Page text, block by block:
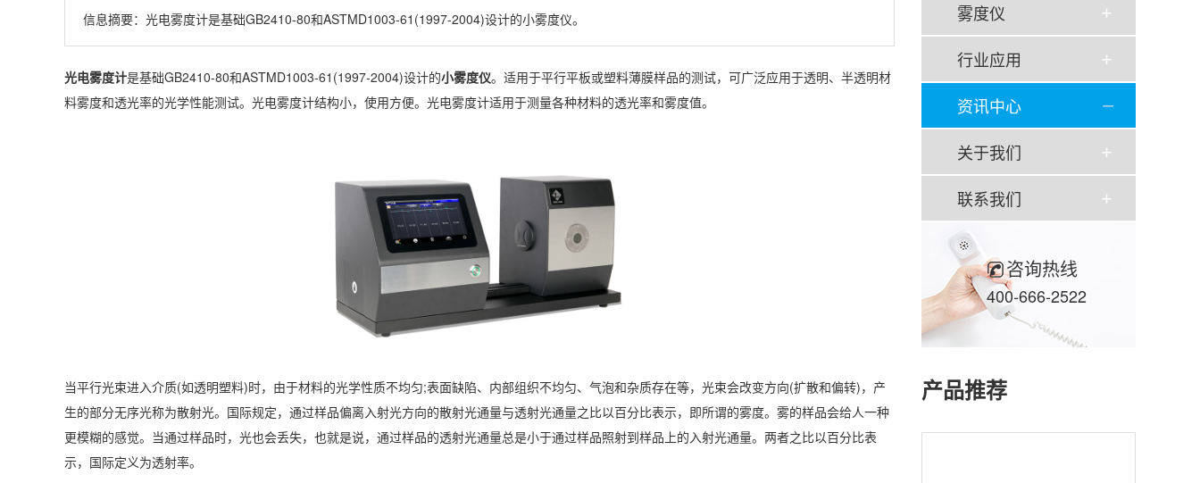
雾度仪
行业应用
资讯中心
关于我们
联系我们
咨询热线
400-666-2522
产品推荐
信息摘要： 光电雾度计是基础GB2410-80和ASTMD1003-61(1997-2004)设计的小雾度仪。
光电雾度计是基础GB2410-80和ASTMD1003-61(1997-2004)设计的小雾度仪。适用于平行平板或塑料薄膜样品的测试，可广泛应用于透明、半透明材
料雾度和透光率的光学性能测试。光电雾度计结构小，使用方便。光电雾度计适用于测量各种材料的透光率和雾度值。
当平行光束进入介质(如透明塑料)时，由于材料的光学性质不均匀;表面缺陷、内部组织不均匀、气泡和杂质存在等，光束会改变方向(扩散和偏转)，产
生的部分无序光称为散射光。国际规定，通过样品偏离入射光方向的散射光通量与透射光通量之比以百分比表示，即所谓的雾度。雾的样品会给人一种
更模糊的感觉。当通过样品时，光也会丢失，也就是说，通过样品的透射光通量总是小于通过样品照射到样品上的入射光通量。两者之比以百分比表
示，国际定义为透射率。